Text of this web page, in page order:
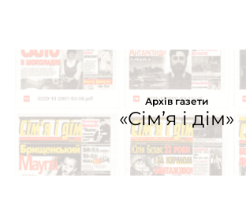
Архів газети
«Сім’я і дім»